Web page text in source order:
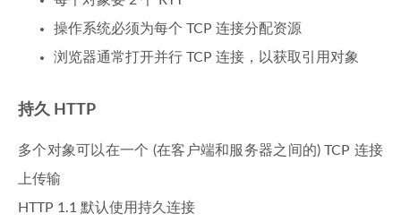
操作系统必须为每个 TCP 连接分配资源
浏览器通常打开并行 TCP 连接，以获取引用对象
持久 HTTP
多个对象可以在一个 (在客户端和服务器之间的) TCP 连接
上传输
HTTP 1.1 默认使用持久连接